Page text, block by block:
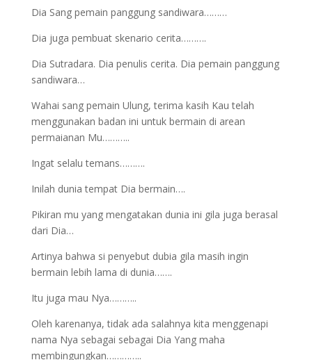
Dia Sang pemain panggung sandiwara………
Dia juga pembuat skenario cerita……….
Dia Sutradara. Dia penulis cerita. Dia pemain panggung
sandiwara…
Wahai sang pemain Ulung, terima kasih Kau telah
menggunakan badan ini untuk bermain di arean
permaianan Mu………..
Ingat selalu temans……….
Inilah dunia tempat Dia bermain….
Pikiran mu yang mengatakan dunia ini gila juga berasal
dari Dia…
Artinya bahwa si penyebut dubia gila masih ingin
bermain lebih lama di dunia…….
Itu juga mau Nya………..
Oleh karenanya, tidak ada salahnya kita menggenapi
nama Nya sebagai sebagai Dia Yang maha
membingungkan…………..